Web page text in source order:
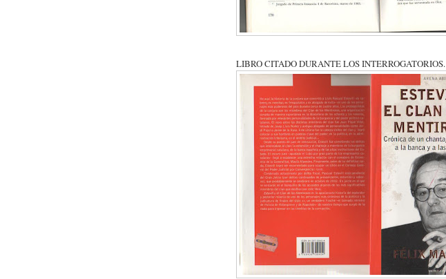
LIBRO CITADO DURANTE LOS INTERROGATORIOS.